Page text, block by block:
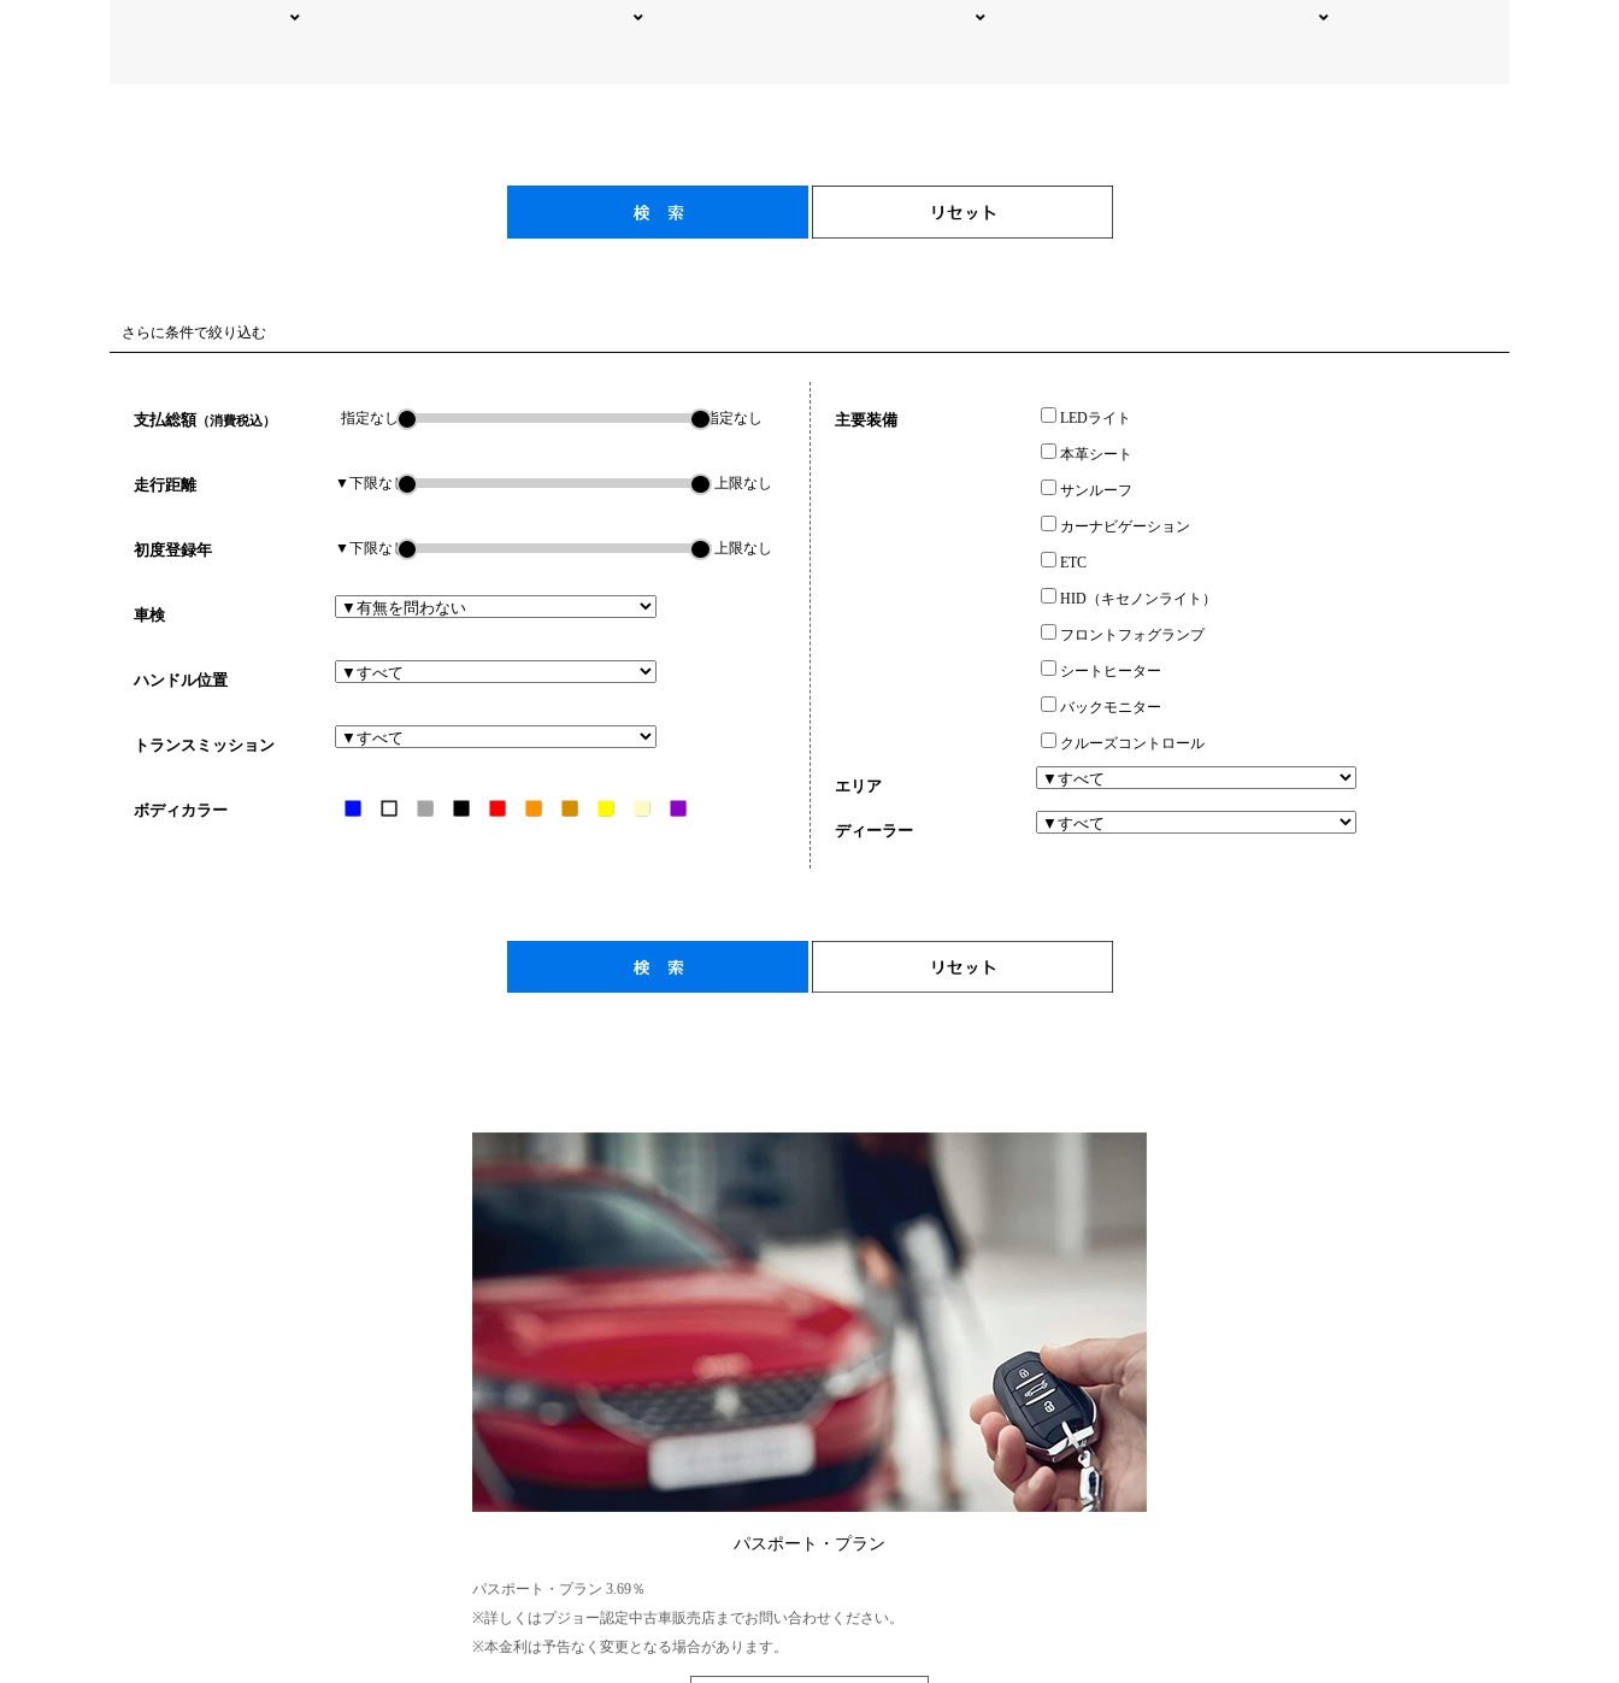
さらに条件で絞り込む
支払総額 （消費税込） 指定なし 指定なし
走行距離 ▼下限なし ▼上限なし
初度登録年 ▼下限なし ▼上限なし
車検
ハンドル位置
トランスミッション
ボディカラー
主要装備 LEDライト
本革シート
サンルーフ
カーナビゲーション
ETC
HID（キセノンライト）
フロントフォグランプ
シートヒーター
バックモニター
クルーズコントロール
エリア
ディーラー
パスポート・プラン
パスポート・プラン 3.69％
※詳しくはプジョー認定中古車販売店までお問い合わせください。
※本金利は予告なく変更となる場合があります。